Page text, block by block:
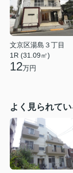
文京区湯島３丁目
1R (31.09㎡)
12万円
よく見られて